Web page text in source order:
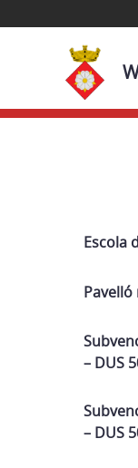
Escola
– DUS
– DUS